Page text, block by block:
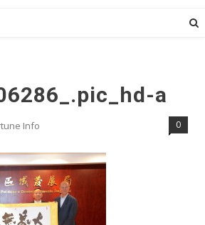
a
Info 0